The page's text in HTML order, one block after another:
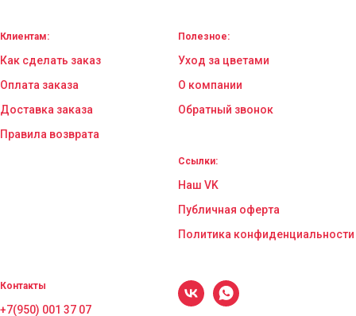
Клиентам:
Как сделать заказ
Оплата заказа
Доставка заказа
Правила возврата
Полезное:
Уход за цветами
О компании
Обратный звонок
Ссылки:
Наш VK
Публичная оферта
Политика конфиденциальности
Контакты
+7(950) 001 37 07